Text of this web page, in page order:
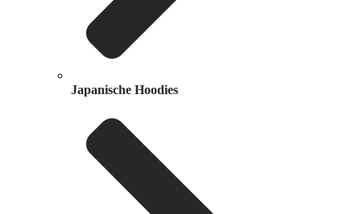
Japanische Hoodies